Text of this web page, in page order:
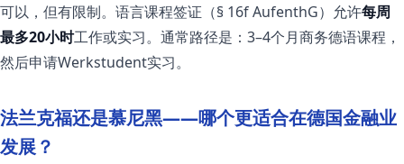
可以，但有限制。语言课程签证（§ 16f AufenthG）允许每周
最多20小时工作或实习。通常路径是：3–4个月商务德语课程，
然后申请Werkstudent实习。
法兰克福还是慕尼黑——哪个更适合在德国金融业
发展？